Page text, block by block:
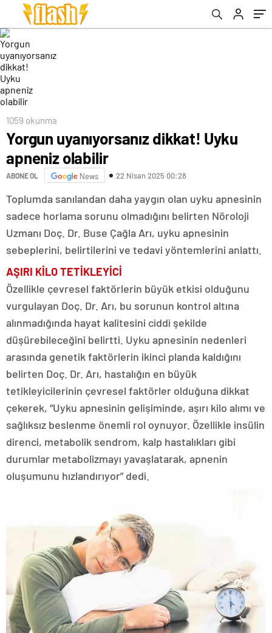
1059 okunma
Yorgun uyanıyorsanız dikkat! Uyku
apneniz olabilir
ABONE OL News 22 Nisan 2025 00:28
Toplumda sanılandan daha yaygın olan uyku apnesinin
sadece horlama sorunu olmadığını belirten Nöroloji
Uzmanı Doç. Dr. Buse Çağla Arı, uyku apnesinin
sebeplerini, belirtilerini ve tedavi yöntemlerini anlattı.
AŞIRI KİLO TETİKLEYİCİ
Özellikle çevresel faktörlerin büyük etkisi olduğunu
vurgulayan Doç. Dr. Arı, bu sorunun kontrol altına
alınmadığında hayat kalitesini ciddi şekilde
düşürebileceğini belirtti. Uyku apnesinin nedenleri
arasında genetik faktörlerin ikinci planda kaldığını
belirten Doç. Dr. Arı, hastalığın en büyük
tetikleyicilerinin çevresel faktörler olduğuna dikkat
çekerek, “Uyku apnesinin gelişiminde, aşırı kilo alımı ve
sağlıksız beslenme önemli rol oynuyor. Özellikle insülin
direnci, metabolik sendrom, kalp hastalıkları gibi
durumlar metabolizmayı yavaşlatarak, apnenin
oluşumunu hızlandırıyor” dedi.